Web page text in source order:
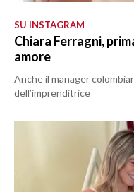
SU INSTAGRAM
Chiara Ferragni,
amore
Anche il manager
dell’imprenditrice